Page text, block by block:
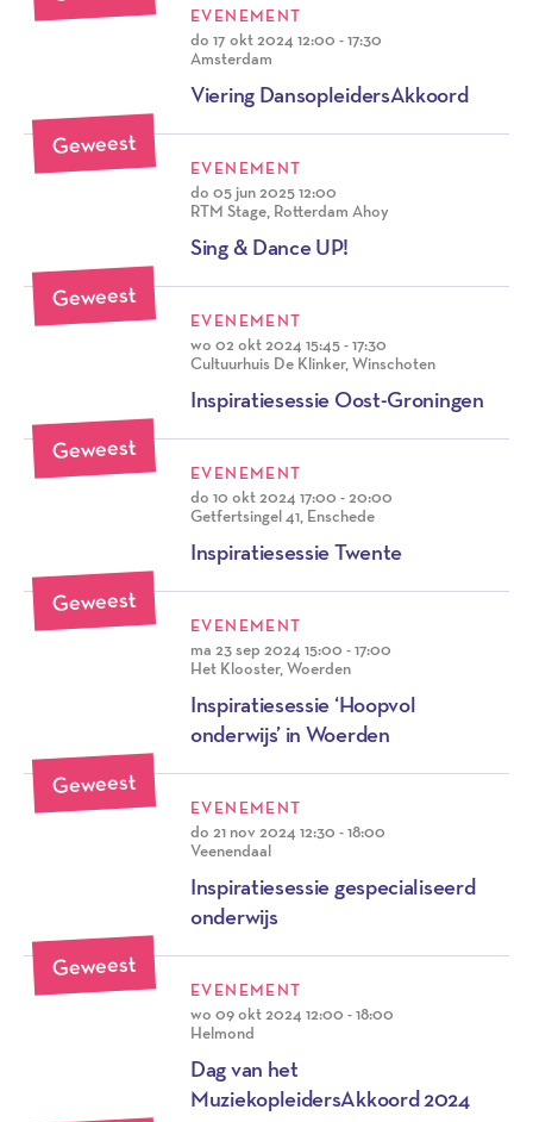
EVENEMENT
do 17 okt 2024 12:00 - 17:30
Amsterdam
Viering DansopleidersAkkoord
Geweest
EVENEMENT
do 05 jun 202512:00
RTM Stage, Rotterdam Ahoy
Sing & Dance UP!
Geweest
EVENEMENT
wo 02 okt 2024 15:45 - 17:30
Cultuurhuis De Klinker, Winschoten
Inspiratiesessie Oost-Groningen
Geweest
EVENEMENT
do 10 okt 2024 17:00 - 20:00
Getfertsingel 41, Enschede
Inspiratiesessie Twente
Geweest
EVENEMENT
ma 23 sep 2024 15:00 - 17:00
Het Klooster, Woerden
Inspiratiesessie ‘Hoopvol
onderwijs’ in Woerden
Geweest
EVENEMENT
do 21 nov 2024 12:30 - 18:00
Veenendaal
Inspiratiesessie gespecialiseerd
onderwijs
Geweest
EVENEMENT
wo 09 okt 2024 12:00 - 18:00
Helmond
Dag van het
MuziekopleidersAkkoord 2024